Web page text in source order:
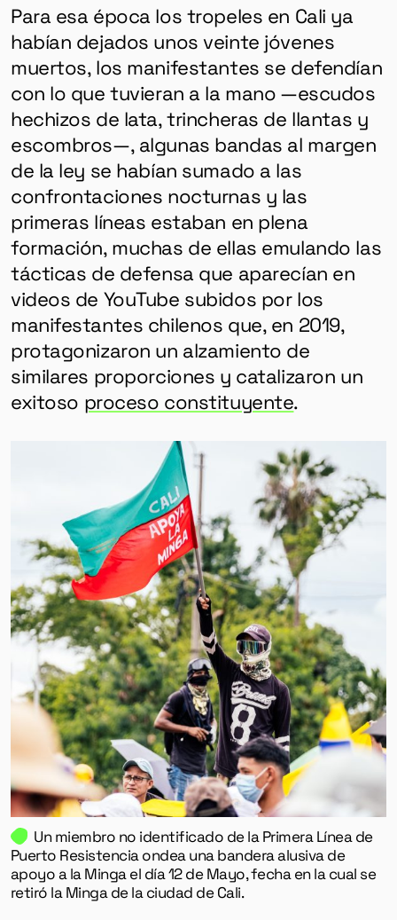
Para esa época los tropeles en Cali ya
habían dejados unos veinte jóvenes
muertos, los manifestantes se defendían
con lo que tuvieran a la mano —escudos
hechizos de lata, trincheras de llantas y
escombros—, algunas bandas al margen
de la ley se habían sumado a las
confrontaciones nocturnas y las
primeras líneas estaban en plena
formación, muchas de ellas emulando las
tácticas de defensa que aparecían en
videos de YouTube subidos por los
manifestantes chilenos que, en 2019,
protagonizaron un alzamiento de
similares proporciones y catalizaron un
exitoso proceso constituyente.
Un miembro no identificado de la Primera Línea de
Puerto Resistencia ondea una bandera alusiva de
apoyo a la Minga el día 12 de Mayo, fecha en la cual se
retiró la Minga de la ciudad de Cali.